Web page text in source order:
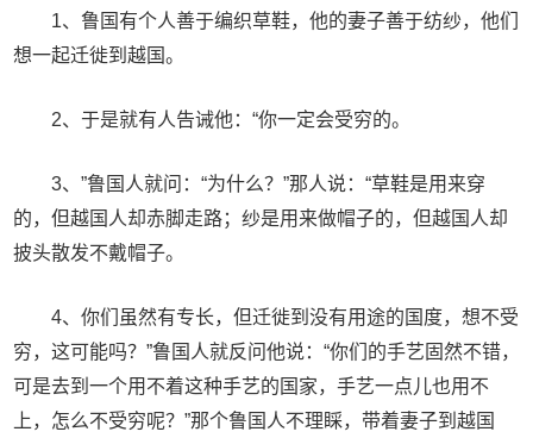
1、鲁国有个人善于编织草鞋，他的妻子善于纺纱，他们
想一起迁徙到越国。
2、于是就有人告诫他：“你一定会受穷的。
3、”鲁国人就问：“为什么？”那人说：“草鞋是用来穿
的，但越国人却赤脚走路；纱是用来做帽子的，但越国人却
披头散发不戴帽子。
4、你们虽然有专长，但迁徙到没有用途的国度，想不受
穷，这可能吗？”鲁国人就反问他说：“你们的手艺固然不错，
可是去到一个用不着这种手艺的国家，手艺一点儿也用不
上，怎么不受穷呢？”那个鲁国人不理睬，带着妻子到越国